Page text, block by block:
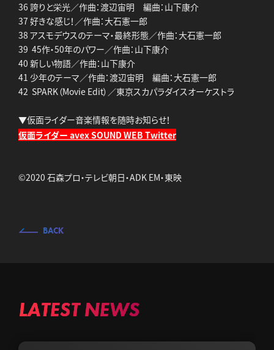
36 誇りと栄光／作曲：渡辺宙明 編曲：山下康介
37 好きな感じ！／作曲：大石憲一郎
38 アスモデウスのテーマ・最終形態／作曲：大石憲一郎
39 45作・50年のパワー／作曲：山下康介
40 新しい物語／作曲：山下康介
41 少年のテーマ／作曲：渡辺宙明 編曲：大石憲一郎
42 SPARK（Movie Edit）／東京スカパラダイスオーケストラ
▼仮面ライダー音楽情報を随時お知らせ！
仮面ライダー avex SOUND WEB Twitter
©2020 石森プロ・テレビ朝日・ADK EM・東映
BACK
LATEST NEWS